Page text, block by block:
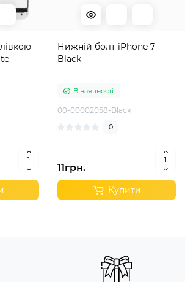
Нижній болт iPhone 7
Black
В наявності
00-00002058-Black
0
11грн.
Купити